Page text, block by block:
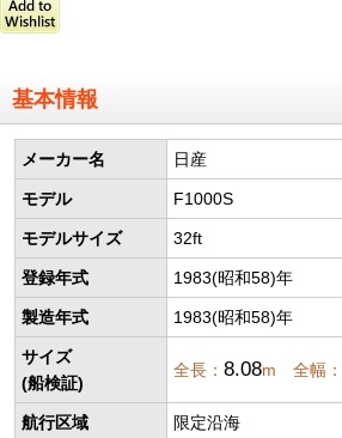
基本情報
メーカー名 日産
モデル F1000S
モデルサイズ 32ft
登録年式 1983(昭和58)年
製造年式 1983(昭和58)年
サイズ
(船検証)
全長： 8.08m 全幅：
航行区域 限定沿海